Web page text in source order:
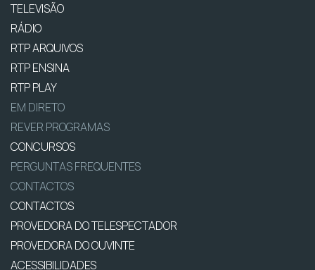
TELEVISÃO
RÁDIO
RTP ARQUIVOS
RTP ENSINA
RTP PLAY
EM DIRETO
REVER PROGRAMAS
CONCURSOS
PERGUNTAS FREQUENTES
CONTACTOS
CONTACTOS
PROVEDORA DO TELESPECTADOR
PROVEDORA DO OUVINTE
ACESSIBILIDADES